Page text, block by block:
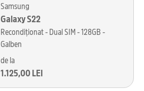
Samsung
Galaxy S22
Recondiționat - Dual SIM - 128GB -
Galben
de la
1.125,00 LEI